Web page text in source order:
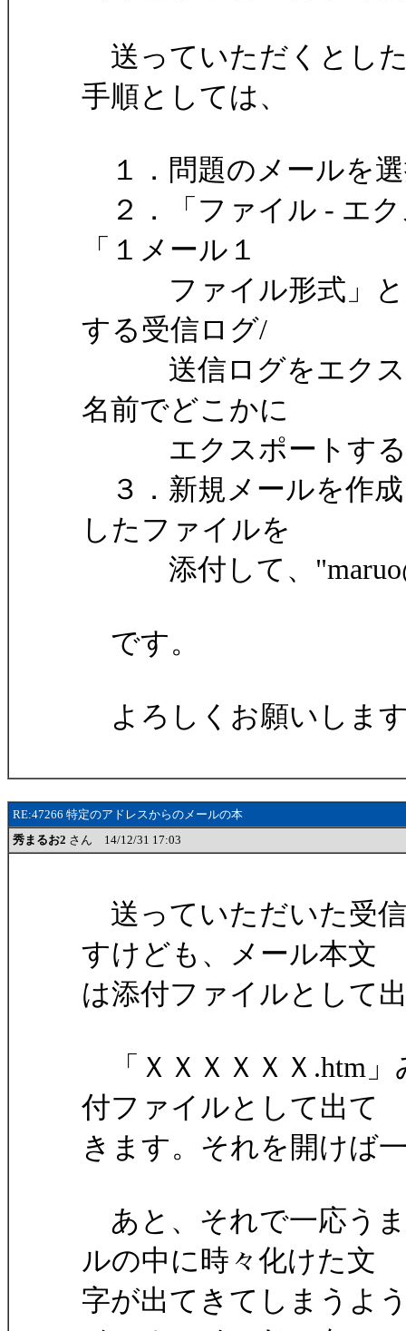
送っていただくとし
手順としては、
１．問題のメールを
２．「ファイル - エク
「１メール１
ファイル形式」とか
する受信ログ/
送信ログをエクスポ
名前でどこかに
エクスポートする
３．新規メールを作
したファイルを
添付して、
です。
よろしくお願いしま
RE:47266 特定のアドレスからのメールの本
秀まるお2 さん 14/12/31 17:03
送っていただいた受
すけども、メール本文
は添付ファイルとして
「ＸＸＸＸＸＸ.htm
付ファイルとして出て
きます。それを開けば
あと、それで一応う
ルの中に時々化けた文
字が出てきてしまうよ